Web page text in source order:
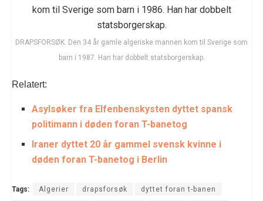
DRAPSFORSØK. Den 34 år gamle algeriske mannen kom til Sverige som
barn i 1987. Han har dobbelt statsborgerskap.
Relatert:
Asylsøker fra Elfenbenskysten dyttet spansk
politimann i døden foran T-banetog
Iraner dyttet 20 år gammel svensk kvinne i
døden foran T-banetog i Berlin
Tags: Algerier drapsforsøk dyttet foran t-banen